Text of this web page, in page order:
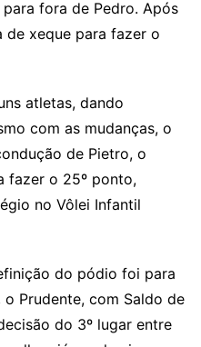
fora de Pedro. Após
de xeque para fazer o
atletas, dando
com as mudanças, o
de Pietro, o
fazer o 25º ponto,
no Vôlei Infantil
do pódio foi para
Prudente, com Saldo de
do 3º lugar entre